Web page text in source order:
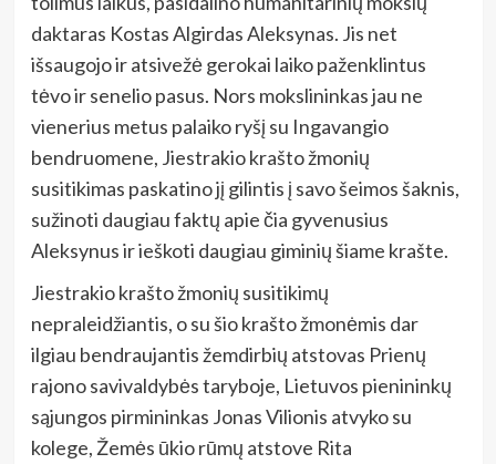
daktaras Kostas Algirdas Aleksynas. Jis net
išsaugojo ir atsivežė gerokai laiko paženklintus
tėvo ir senelio pasus. Nors mokslininkas jau ne
vienerius metus palaiko ryšį su Ingavangio
bendruomene, Jiestrakio krašto žmonių
susitikimas paskatino jį gilintis į savo šeimos šaknis,
sužinoti daugiau faktų apie čia gyvenusius
Aleksynus ir ieškoti daugiau giminių šiame krašte.
Jiestrakio krašto žmonių susitikimų
nepraleidžiantis, o su šio krašto žmonėmis dar
ilgiau bendraujantis žemdirbių atstovas Prienų
rajono savivaldybės taryboje, Lietuvos pienininkų
sąjungos pirmininkas Jonas Vilionis atvyko su
kolege, Žemės ūkio rūmų atstove Rita